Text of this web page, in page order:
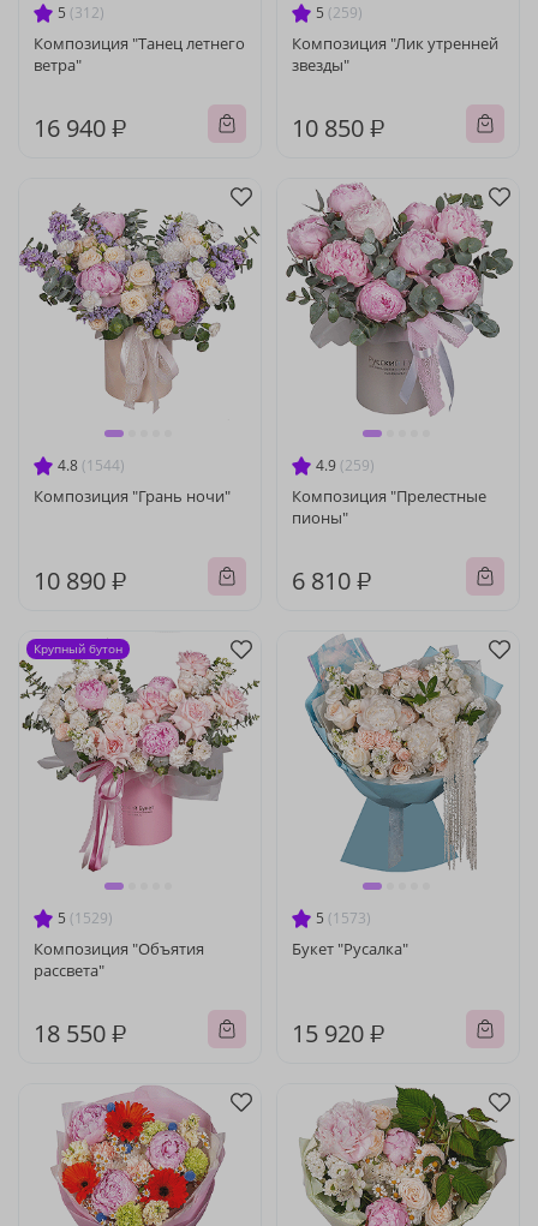
5 (312)
Композиция "Танец летнего
ветра"
16 940 ₽
5 (259)
Композиция "Лик утренней
звезды"
10 850 ₽
4.8 (1544)
Композиция "Грань ночи"
10 890 ₽
4.9 (259)
Композиция "Прелестные
пионы"
6 810 ₽
5 (1529)
Композиция "Объятия
рассвета"
18 550 ₽
Крупный бутон
5 (1573)
Букет "Русалка"
15 920 ₽